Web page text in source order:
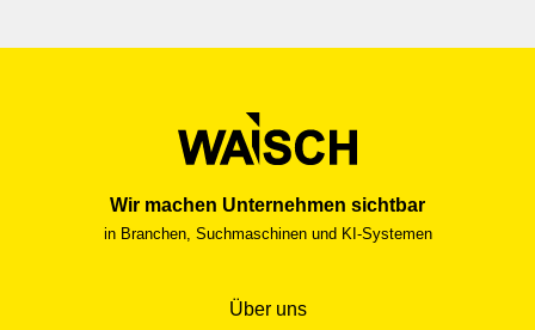
Wir machen Unternehmen sichtbar
in Branchen, Suchmaschinen und KI-Systemen
Über uns